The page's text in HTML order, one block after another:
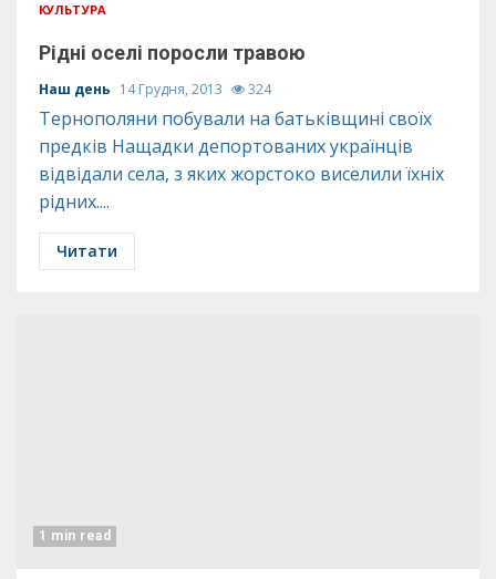
КУЛЬТУРА
Рідні оселі поросли травою
Наш день 14 Грудня, 2013 324
Тернополяни побували на батьківщині своїх
предків Нащадки депортованих українців
відвідали села, з яких жорстоко виселили їхніх
рідних....
Читати
1 min read